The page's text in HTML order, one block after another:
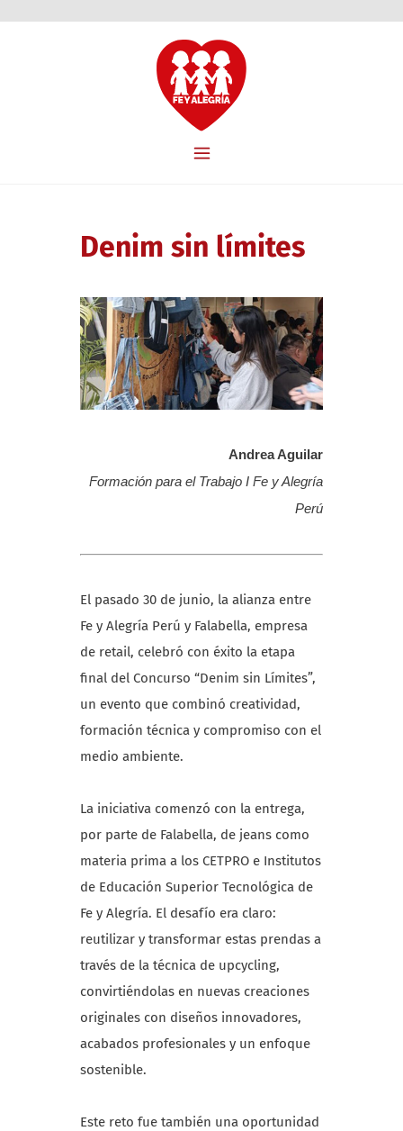
Denim sin límites
Andrea Aguilar
Formación para el Trabajo I Fe y Alegría
Perú
El pasado 30 de junio, la alianza entre
Fe y Alegría Perú y Falabella, empresa
de retail, celebró con éxito la etapa
final del Concurso “Denim sin Límites”,
un evento que combinó creatividad,
formación técnica y compromiso con el
medio ambiente.
La iniciativa comenzó con la entrega,
por parte de Falabella, de jeans como
materia prima a los CETPRO e Institutos
de Educación Superior Tecnológica de
Fe y Alegría. El desafío era claro:
reutilizar y transformar estas prendas a
través de la técnica de upcycling,
convirtiéndolas en nuevas creaciones
originales con diseños innovadores,
acabados profesionales y un enfoque
sostenible.
Este reto fue también una oportunidad